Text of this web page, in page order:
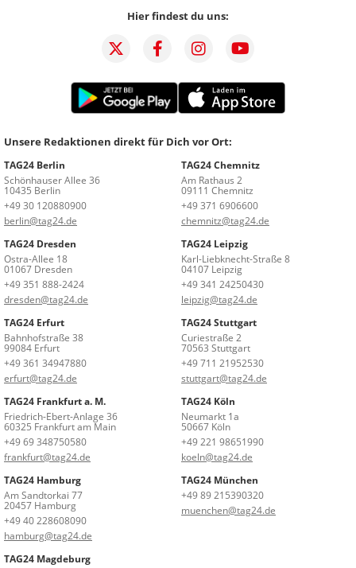
Hier findest du uns:
Unsere Redaktionen direkt für Dich vor Ort:
TAG24 Berlin
Schönhauser Allee 36
10435 Berlin
+49 30 120880900
berlin@tag24.de
TAG24 Chemnitz
Am Rathaus 2
09111 Chemnitz
+49 371 6906600
chemnitz@tag24.de
TAG24 Dresden
Ostra-Allee 18
01067 Dresden
+49 351 888-2424
dresden@tag24.de
TAG24 Leipzig
Karl-Liebknecht-Straße 8
04107 Leipzig
+49 341 24250430
leipzig@tag24.de
TAG24 Erfurt
Bahnhofstraße 38
99084 Erfurt
+49 361 34947880
erfurt@tag24.de
TAG24 Stuttgart
Curiestraße 2
70563 Stuttgart
+49 711 21952530
stuttgart@tag24.de
TAG24 Frankfurt a. M.
Friedrich-Ebert-Anlage 36
60325 Frankfurt am Main
+49 69 348750580
frankfurt@tag24.de
TAG24 Köln
Neumarkt 1a
50667 Köln
+49 221 98651990
koeln@tag24.de
TAG24 Hamburg
Am Sandtorkai 77
20457 Hamburg
+49 40 228608090
hamburg@tag24.de
TAG24 München
+49 89 215390320
muenchen@tag24.de
TAG24 Magdeburg